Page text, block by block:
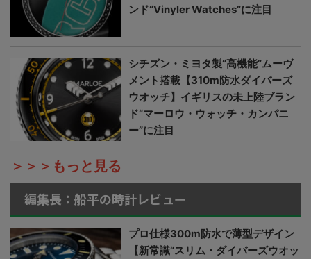
ンド“Vinyler Watches”に注目
シチズン・ミヨタ製“高機能”ムーヴ
メント搭載【310m防水ダイバーズ
ウオッチ】イギリスの未上陸ブラン
ド“マーロウ・ウォッチ・カンパニ
ー”に注目
＞＞＞もっと見る
編集長：船平の時計レビュー
プロ仕様300m防水で薄型デザイン
【新常識“スリム・ダイバーズウオッ